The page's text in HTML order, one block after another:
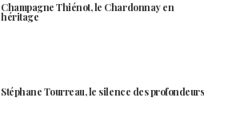
Champagne Thiénot, le Chardonnay en
héritage
Stéphane Tourreau, le silence des profondeurs